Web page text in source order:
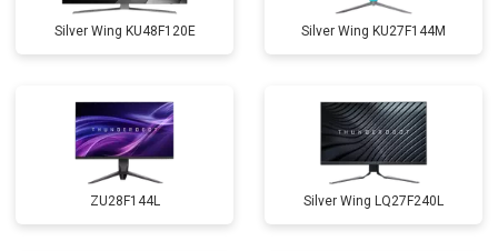
Silver Wing KU48F120E Silver Wing KU27F144M
ZU28F144L Silver Wing LQ27F240L